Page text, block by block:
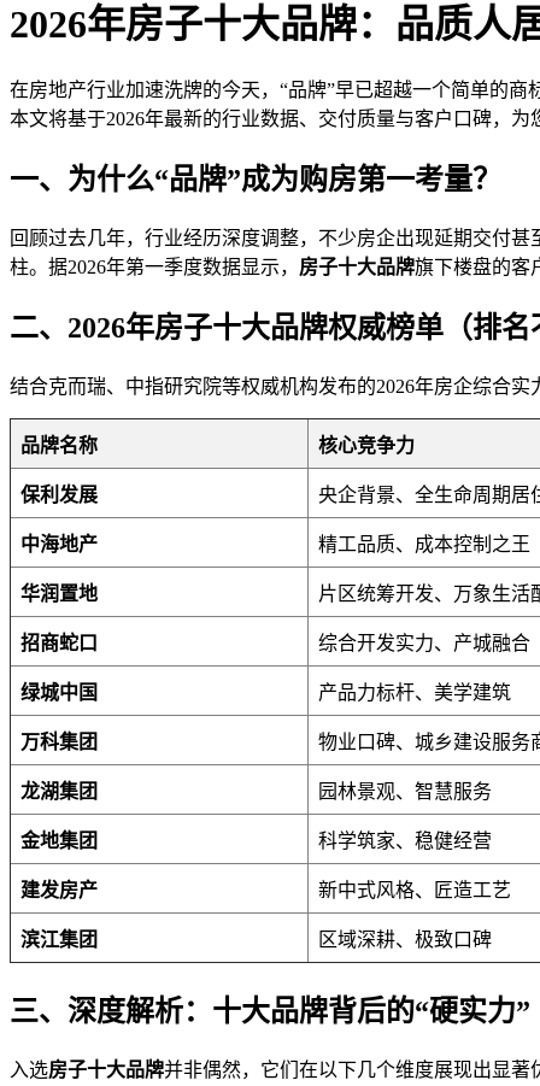
2026年房子十大品牌：品质人
在房地产行业加速洗牌的今天，“品牌”早已超越一个简单的
本文将基于2026年最新的行业数据、交付质量与客户口碑，
一、为什么“品牌”成为购房第一考量？
回顾过去几年，行业经历深度调整，不少房企出现延期交付
柱。据2026年第一季度数据显示， 房子十大品牌旗下楼盘的客
二、2026年房子十大品牌权威榜单（排名
结合克而瑞、中指研究院等权威机构发布的2026年房企综合
品牌名称 核心竞争力
保利发展 央企背景、全生命周期居
中海地产 精工品质、成本控制之王
华润置地 片区统筹开发、万象生活
招商蛇口 综合开发实力、产城融合
绿城中国 产品力标杆、美学建筑
万科集团 物业口碑、城乡建设服务
龙湖集团 园林景观、智慧服务
金地集团 科学筑家、稳健经营
建发房产 新中式风格、匠造工艺
滨江集团 区域深耕、极致口碑
三、深度解析：十大品牌背后的“硬实力”
入选房子十大品牌并非偶然，它们在以下几个维度展现出显著